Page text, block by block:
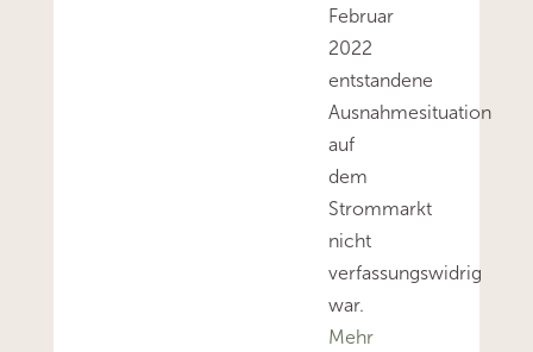
Februar
2022
entstandene
Ausnahmesituation
auf
dem
Strommarkt
nicht
verfassungswidrig
war.
Mehr